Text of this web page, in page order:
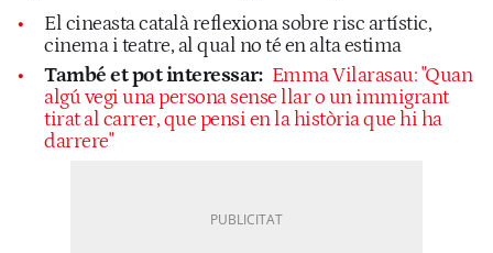
El cineasta català reflexiona sobre risc artístic,
cinema i teatre, al qual no té en alta estima
També et pot interessar: Emma Vilarasau: "Quan
algú vegi una persona sense llar o un immigrant
tirat al carrer, que pensi en la història que hi ha
darrere"